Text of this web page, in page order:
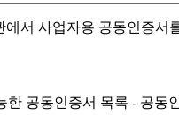
서 사업자용 공동인증서
한 공동인증서 목록 - 공동